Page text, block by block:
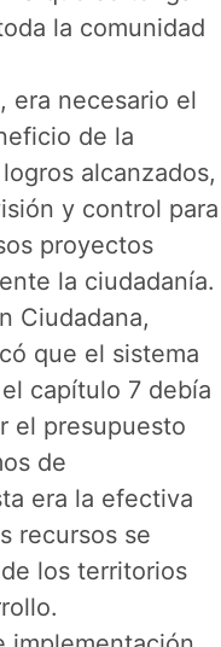
la comunidad
era necesario el
de la
alcanzados,
y control para
proyectos
la ciudadanía.
Ciudadana,
que el sistema
capítulo 7 debía
el presupuesto
de
era la efectiva
recursos se
los territorios